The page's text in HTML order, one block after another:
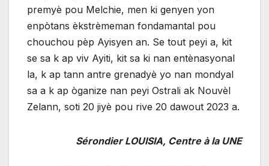
premyè pou Melchie, men ki genyen yon
enpòtans èkstrèmeman fondamantal pou
chouchou pèp Ayisyen an. Se tout peyi a, kit
se sa k ap viv Ayiti, kit sa ki nan entènasyonal
la, k ap tann antre grenadyè yo nan mondyal
sa a k ap òganize nan peyi Ostrali ak Nouvèl
Zelann, soti 20 jiyè pou rive 20 dawout 2023 a.
Sérondier LOUISIA, Centre à la UNE